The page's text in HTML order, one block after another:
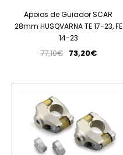
Apoios de Guiador SCAR
28mm HUSQVARNA TE 17-23, FE
14-23
77,10€ 73,20€